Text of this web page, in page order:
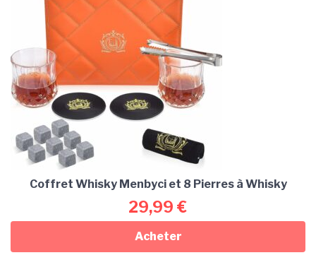
Coffret Whisky Menbyci et 8 Pierres à Whisky
29,99 €
Acheter